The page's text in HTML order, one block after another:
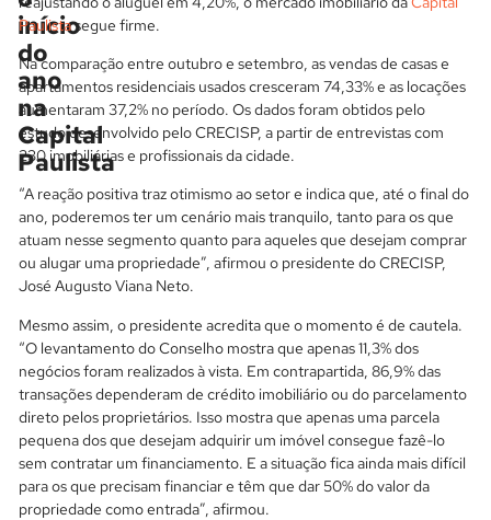
início
do
ano
na
Capital
Paulista
Paulistasegue firme.
Na comparação entre outubro e setembro, as vendas de casas e
apartamentos residenciais usados cresceram 74,33% e as locações
aumentaram 37,2% no período. Os dados foram obtidos pelo
estudo desenvolvido pelo CRECISP, a partir de entrevistas com
230 imobiliárias e profissionais da cidade.
“A reação positiva traz otimismo ao setor e indica que, até o final do
ano, poderemos ter um cenário mais tranquilo, tanto para os que
atuam nesse segmento quanto para aqueles que desejam comprar
ou alugar uma propriedade”, afirmou o presidente do CRECISP,
José Augusto Viana Neto.
Mesmo assim, o presidente acredita que o momento é de cautela.
“O levantamento do Conselho mostra que apenas 11,3% dos
negócios foram realizados à vista. Em contrapartida, 86,9% das
transações dependeram de crédito imobiliário ou do parcelamento
direto pelos proprietários. Isso mostra que apenas uma parcela
pequena dos que desejam adquirir um imóvel consegue fazê-lo
sem contratar um financiamento. E a situação fica ainda mais difícil
para os que precisam financiar e têm que dar 50% do valor da
propriedade como entrada”, afirmou.